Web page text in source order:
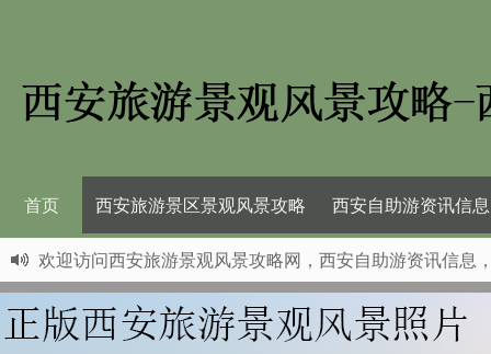
首页 西安旅游景区景观风景攻略 西安自助游资讯信息
欢迎访问西安旅游景观风景攻略网，西安自助游资讯信息